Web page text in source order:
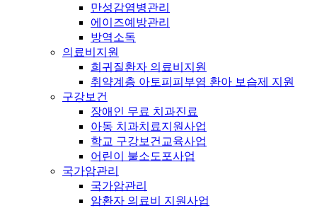
만성감염병관리
에이즈예방관리
방역소독
의료비지원
희귀질환자 의료비지원
취약계층 아토피피부염 환아 보습제 지원
구강보건
장애인 무료 치과진료
아동 치과치료지원사업
학교 구강보건교육사업
어린이 불소도포사업
국가암관리
국가암관리
암환자 의료비 지원사업